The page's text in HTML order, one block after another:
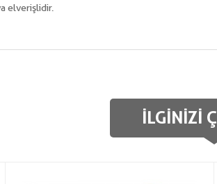
elverişlidir.
İLGINIZI